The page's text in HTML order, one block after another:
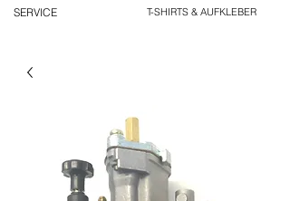
SERVICE T-SHIRTS & AUFKLEBER